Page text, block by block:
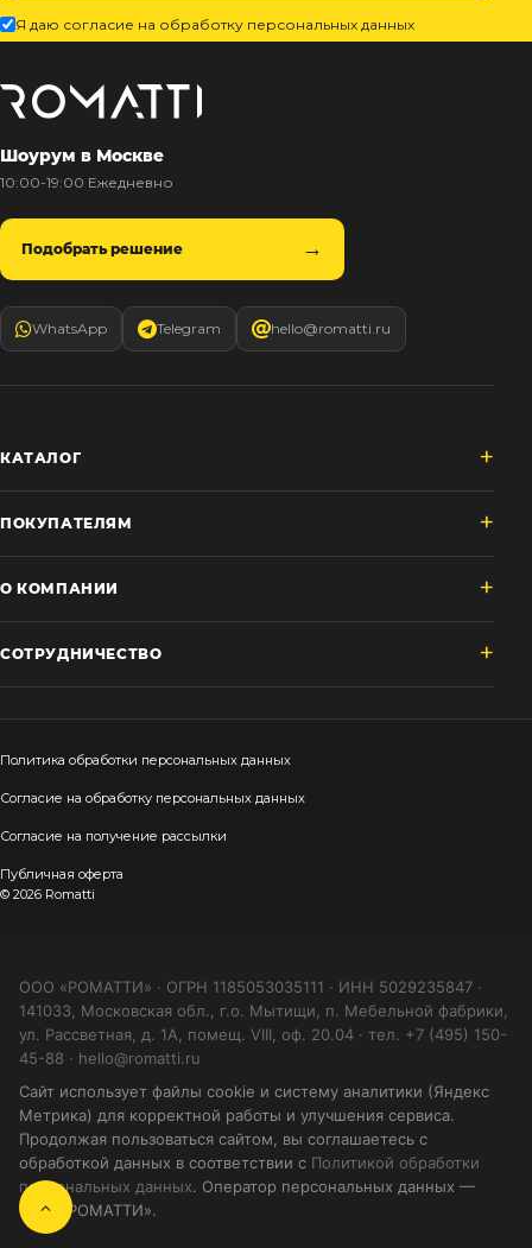
Я даю согласие на обработку персональных данных
Шоурум в Москве
10:00-19:00 Ежедневно
Подобрать решение
WhatsApp Telegram hello@romatti.ru
КАТАЛОГ
ПОКУПАТЕЛЯМ
О КОМПАНИИ
СОТРУДНИЧЕСТВО
Политика обработки персональных данных
Согласие на обработку персональных данных
Согласие на получение рассылки
Публичная оферта
© 2026 Romatti
ООО «РОМАТТИ» · ОГРН 1185053035111 · ИНН 5029235847 ·
141033, Московская обл., г.о. Мытищи, п. Мебельной фабрики,
ул. Рассветная, д. 1А, помещ. VIII, оф. 20.04 · тел. +7 (495) 150-
45-88 · hello@romatti.ru
Сайт использует файлы cookie и систему аналитики (Яндекс
Метрика) для корректной работы и улучшения сервиса.
Продолжая пользоваться сайтом, вы соглашаетесь с
обработкой данных в соответствии с Политикой обработки
персональных данных. Оператор персональных данных —
ООО «РОМАТТИ».